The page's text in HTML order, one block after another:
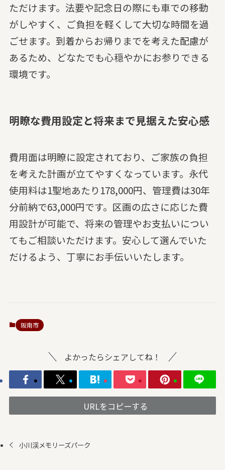
ただけます。法要や記念日の際にも車での移動
がしやすく、ご負担を軽くして大切な時間を過
ごせます。到着からお帰りまでを考えた配慮が
あるため、どなたでも心穏やかにお参りできる
環境です。
明瞭な費用設定と将来まで見据えた安心感
費用面は明瞭に設定されており、ご家族の負担
を考えた計画が立てやすくなっています。永代
使用料は1聖地あたり178,000円、管理費は30年
分前納で63,000円です。区画の広さに応じた費
用設計が可能で、将来の管理やお支払いについ
てもご相談いただけます。安心して選んでいた
だけるよう、丁寧にお手伝いいたします。
阪南市
よかったらシェアしてね！
URLをコピーする
小川渓メモリーズパーク